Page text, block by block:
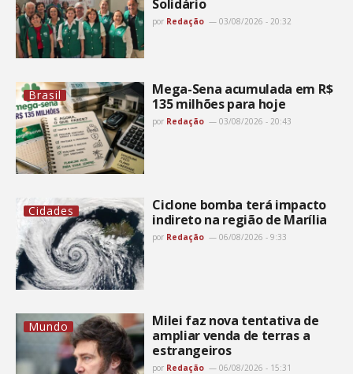
Solidário
por Redação 03/08/2026 - 20:32
Brasil
Mega-Sena acumulada em R$
135 milhões para hoje
por Redação 03/08/2026 - 20:43
Cidades
Ciclone bomba terá impacto
indireto na região de Marília
por Redação 06/08/2026 - 9:33
Mundo
Milei faz nova tentativa de
ampliar venda de terras a
estrangeiros
por Redação 06/08/2026 - 15:31